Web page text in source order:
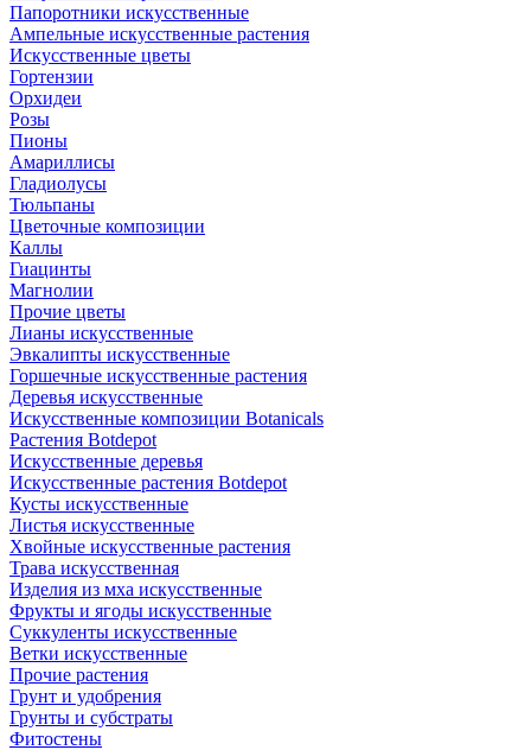
Папоротники искусственные
Ампельные искусственные растения
Искусственные цветы
Гортензии
Орхидеи
Розы
Пионы
Амариллисы
Гладиолусы
Тюльпаны
Цветочные композиции
Каллы
Гиацинты
Магнолии
Прочие цветы
Лианы искусственные
Эвкалипты искусственные
Горшечные искусственные растения
Деревья искусственные
Искусственные композиции Botanicals
Растения Botdepot
Искусственные деревья
Искусственные растения Botdepot
Кусты искусственные
Листья искусственные
Хвойные искусственные растения
Трава искусственная
Изделия из мха искусственные
Фрукты и ягоды искусственные
Суккуленты искусственные
Ветки искусственные
Прочие растения
Грунт и удобрения
Грунты и субстраты
Фитостены